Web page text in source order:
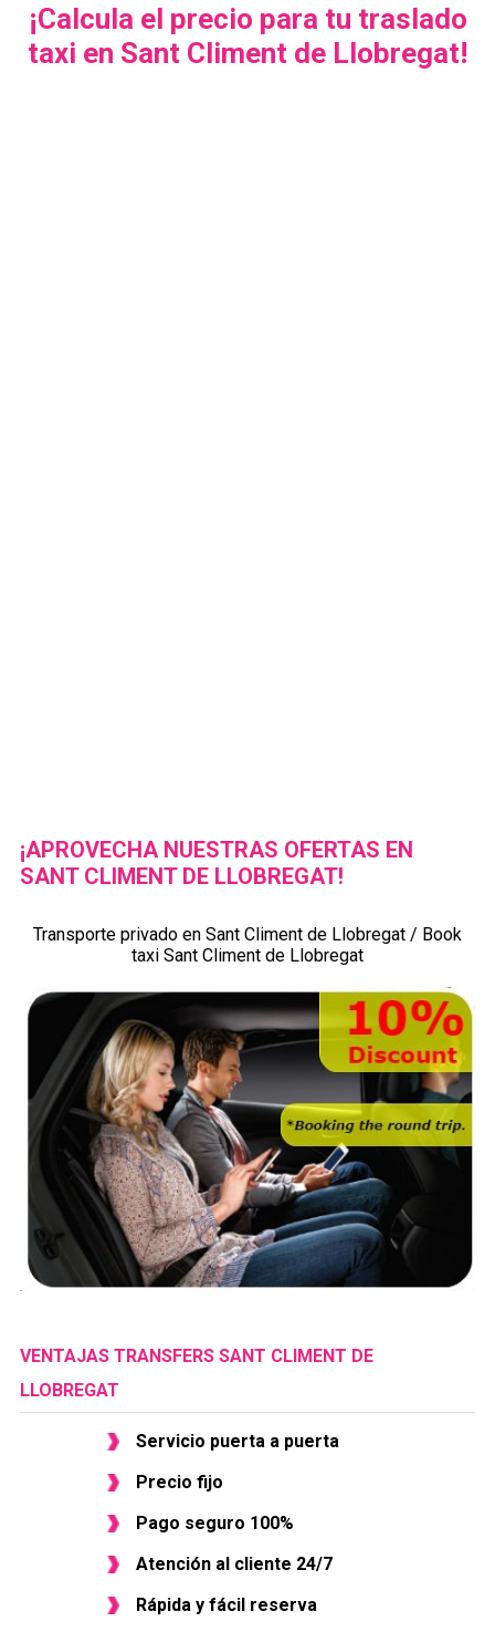
¡Calcula el precio para tu traslado
taxi en Sant Climent de Llobregat!
¡APROVECHA NUESTRAS OFERTAS EN
SANT CLIMENT DE LLOBREGAT!
Transporte privado en Sant Climent de Llobregat / Book
taxi Sant Climent de Llobregat
VENTAJAS TRANSFERS SANT CLIMENT DE
LLOBREGAT
Servicio puerta a puerta
Precio fijo
Pago seguro 100%
Atención al cliente 24/7
Rápida y fácil reserva